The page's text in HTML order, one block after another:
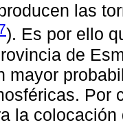
las
). Es por ello
de
mayor
Por
la